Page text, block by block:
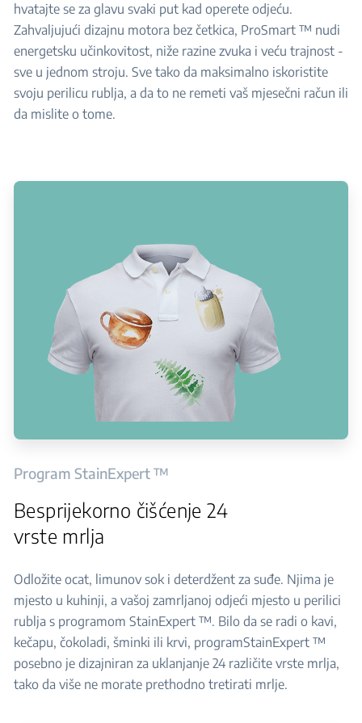
hvatajte se za glavu svaki put kad operete odjeću.
Zahvaljujući dizajnu motora bez četkica, ProSmart ™ nudi
energetsku učinkovitost, niže razine zvuka i veću trajnost -
sve u jednom stroju. Sve tako da maksimalno iskoristite
svoju perilicu rublja, a da to ne remeti vaš mjesečni račun ili
da mislite o tome.
Program StainExpert ™
Besprijekorno čišćenje 24
vrste mrlja
Odložite ocat, limunov sok i deterdžent za suđe. Njima je
mjesto u kuhinji, a vašoj zamrljanoj odjeći mjesto u perilici
rublja s programom StainExpert ™. Bilo da se radi o kavi,
kečapu, čokoladi, šminki ili krvi, programStainExpert ™
posebno je dizajniran za uklanjanje 24 različite vrste mrlja,
tako da više ne morate prethodno tretirati mrlje.